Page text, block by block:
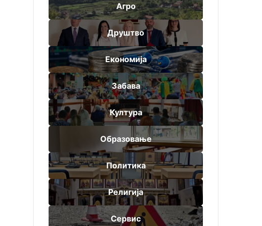
Агро
Друштво
Економија
Забава
Култура
Образовање
Политика
Религија
Сервис